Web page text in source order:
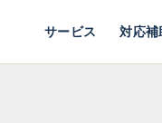
サービス 対応補